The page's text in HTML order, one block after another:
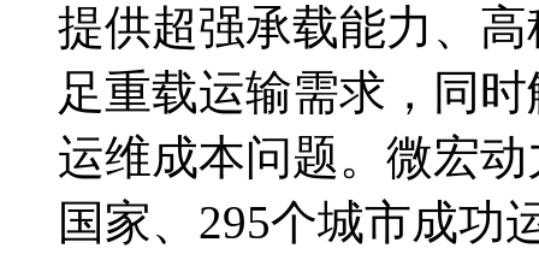
提供超强承载能力、
足重载运输需求，同
运维成本问题。微宏
国家、295个城市成功